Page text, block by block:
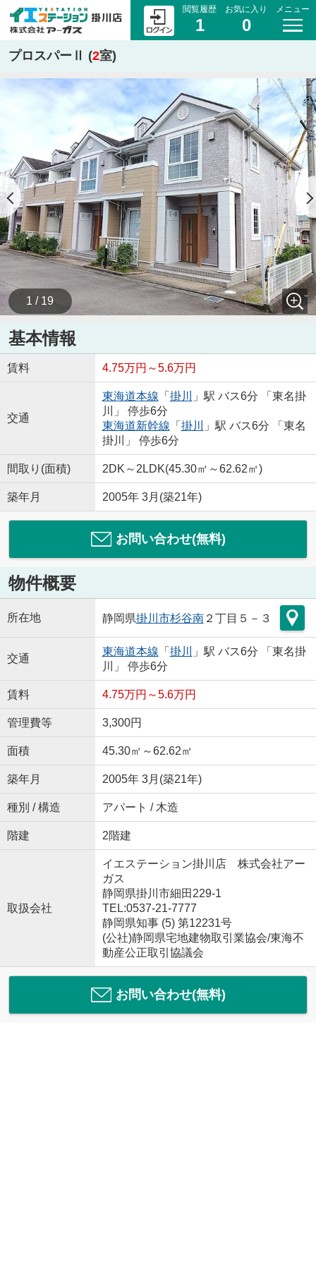
閲覧履歴
1
お気に入り
0
メニュー
プロスパーⅡ (2室)
1 / 19
基本情報
賃料 4.75万円～5.6万円
交通
東海道本線 「 掛川
」駅 バス6分 「東名掛
川」 停歩6分
東海道新幹線 「 掛川
」駅 バス6分 「東名
掛川」 停歩6分
間取り(面積) 2DK～2LDK(45.30㎡～62.62㎡)
築年月 2005年 3月(築21年)
お問い合わせ(無料)
物件概要
所在地 静岡県掛川市杉谷南２丁目５－３
交通
東海道本線 「 掛川
」駅 バス6分 「東名掛
川」 停歩6分
賃料 4.75万円～5.6万円
管理費等 3,300円
面積 45.30㎡～62.62㎡
築年月 2005年 3月(築21年)
種別 / 構造 アパート / 木造
階建 2階建
取扱会社
イエステーション掛川店 株式会社アー
ガス
静岡県掛川市細田229-1
TEL:0537-21-7777
静岡県知事 (5) 第12231号
(公社)静岡県宅地建物取引業協会/東海不
動産公正取引協議会
お問い合わせ(無料)